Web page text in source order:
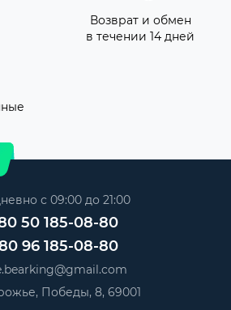
Возврат и обмен
в течении 14 дней
с 09:00 до 21:00
50 185-08-80
96 185-08-80
Победы, 8, 69001